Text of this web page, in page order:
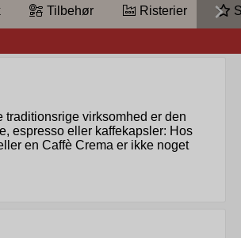
Tilbehør Risterier
traditionsrige virksomhed er den
espresso eller kaffekapsler: Hos
en Caffè Crema er ikke noget
udviklede den sig hurtigt til en
været i mere end 120 år, og